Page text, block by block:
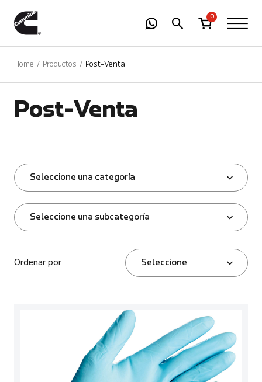
0
Home Productos Post-Venta
Post-Venta
Seleccione una categoría
Seleccione una subcategoría
Ordenar por Seleccione